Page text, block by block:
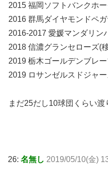
2015 福岡ソフトバンクホ
2016 群馬ダイヤモンドペ
2016-2017 愛媛マンダリン
2018 信濃グランセローズ(
2019 栃木ゴールデンブレー
2019 ロサンゼルスドジャー
まだ25だし10球団くらい
26: 名無し 2019/05/10(金)